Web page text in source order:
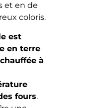
et en de
coloris.
est
en terre
à
fours.